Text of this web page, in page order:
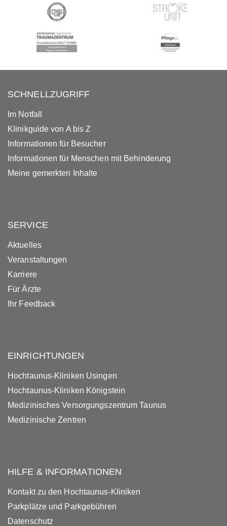
SCHNELLZUGRIFF
Im Notfall
Klinikguide von A bis Z
Informationen für Besucher
Informationen für Menschen mit Behinderung
Meine gemerkten Inhalte
SERVICE
Aktuelles
Veranstaltungen
Karriere
Für Ärzte
Ihr Feedback
EINRICHTUNGEN
Hochtaunus-Kliniken Usingen
Hochtaunus-Kliniken Königstein
Medizinisches Versorgungszentrum Taunus
Medizinische Zentren
HILFE & INFORMATIONEN
Kontakt zu den Hochtaunus-Kliniken
Parkplätze und Parkgebühren
Datenschutz